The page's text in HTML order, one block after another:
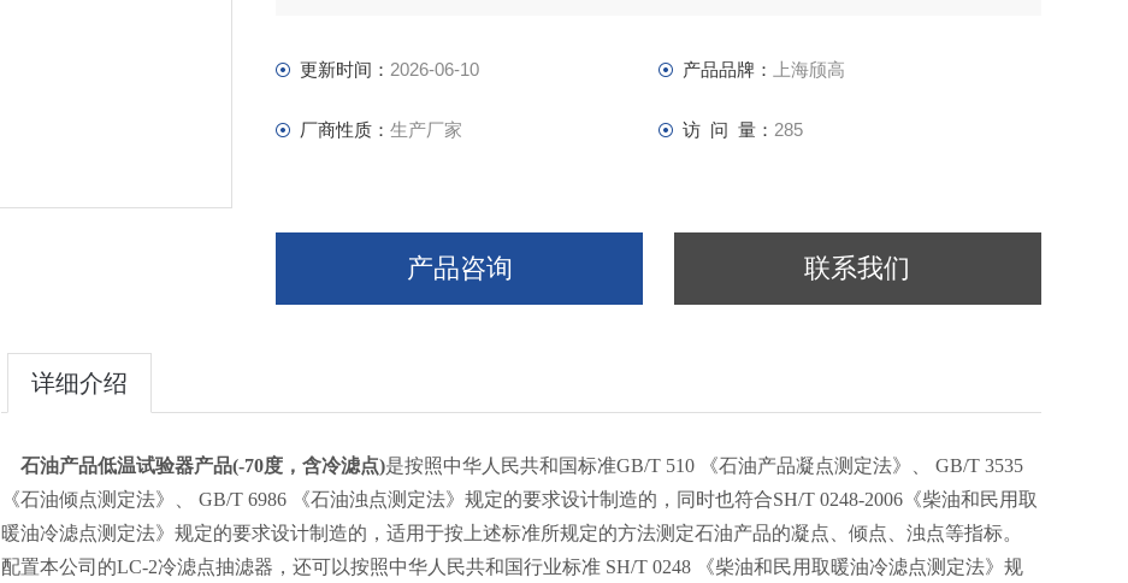
更新时间： 2026-06-10 产品品牌： 上海颀高
厂商性质： 生产厂家 访 问 量： 285
产品咨询 联系我们
详细介绍
石油产品低温试验器产品(-70度，含冷滤点)是按照中华人民共和国标准GB/T 510 《石油产品凝点测定法》、 GB/T 3535
《石油倾点测定法》、 GB/T 6986 《石油浊点测定法》规定的要求设计制造的，同时也符合SH/T 0248-2006《柴油和民用取
暖油冷滤点测定法》规定的要求设计制造的，适用于按上述标准所规定的方法测定石油产品的凝点、倾点、浊点等指标。
配置本公司的LC-2冷滤点抽滤器，还可以按照中华人民共和国行业标准 SH/T 0248 《柴油和民用取暖油冷滤点测定法》规